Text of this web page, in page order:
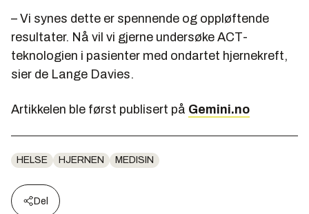
– Vi synes dette er spennende og oppløftende
resultater. Nå vil vi gjerne undersøke ACT-
teknologien i pasienter med ondartet hjernekreft,
sier de Lange Davies.
Artikkelen ble først publisert på Gemini.no
HELSE HJERNEN MEDISIN
Del